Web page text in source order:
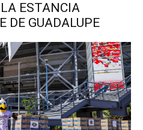
ESTANCIA
DE GUADALUPE